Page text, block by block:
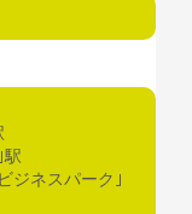
駅
ジネスパーク｣